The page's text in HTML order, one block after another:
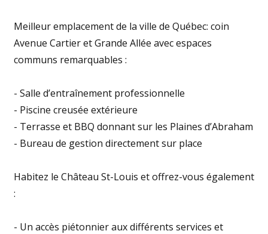
Meilleur emplacement de la ville de Québec: coin
Avenue Cartier et Grande Allée avec espaces
communs remarquables :
- Salle d’entraînement professionnelle
- Piscine creusée extérieure
- Terrasse et BBQ donnant sur les Plaines d’Abraham
- Bureau de gestion directement sur place
Habitez le Château St-Louis et offrez-vous également
:
- Un accès piétonnier aux différents services et